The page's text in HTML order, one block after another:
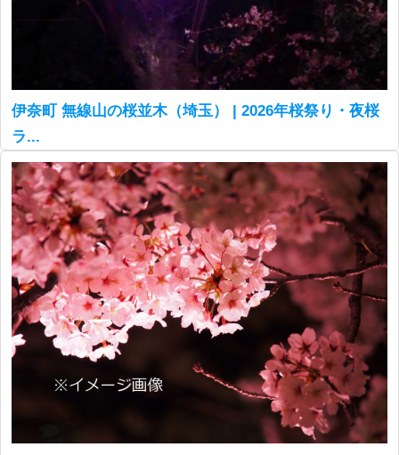
伊奈町 無線山の桜並木（埼玉） | 2026年桜祭り・夜桜
ラ...